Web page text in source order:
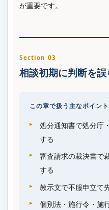
が重要です。
Section 03
相談初期に判断を
この章で扱う主なポイント
処分通知書で処分庁
する
審査請求の裁決書で
する
教示文で不服申立て
個別法・施行令・施